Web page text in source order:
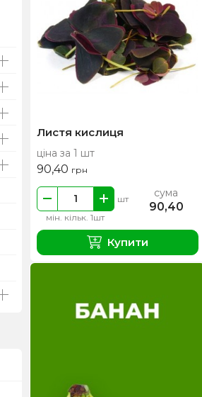
Листя кислиця
ціна за 1 шт
90,40 грн
мін. кільк. 1шт
шт сума
90,40
Купити